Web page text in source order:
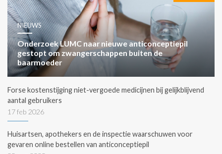
NIEUWS
Onderzoek LUMC naar nieuwe anticonceptiepil
gestopt om zwangerschappen buiten de
baarmoeder
Forse kostenstijging niet-vergoede medicijnen bij gelijkblijvend
aantal gebruikers
17 feb 2026
Huisartsen, apothekers en de inspectie waarschuwen voor
gevaren online bestellen van anticonceptiepil